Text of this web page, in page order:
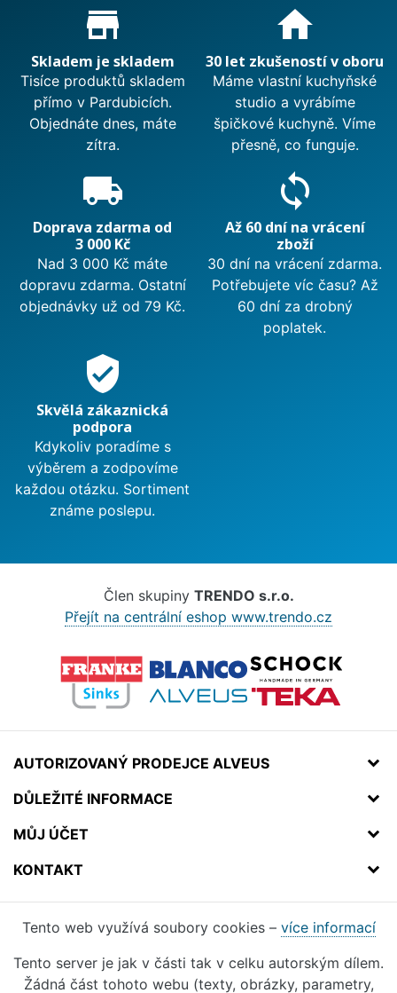
Proč nakupovat u nás?
store_mall_directory
Skladem je skladem
Tisíce produktů skladem
přímo v Pardubicích.
Objednáte dnes, máte
zítra.
home
30 let zkušeností v oboru
Máme vlastní kuchyňské
studio a vyrábíme
špičkové kuchyně. Víme
přesně, co funguje.
local_shipping
Doprava zdarma od
3 000 Kč
Nad 3 000 Kč máte
dopravu zdarma. Ostatní
objednávky už od 79 Kč.
sync
Až 60 dní na vrácení
zboží
30 dní na vrácení zdarma.
Potřebujete víc času? Až
60 dní za drobný
poplatek.
verified_user
Skvělá zákaznická
podpora
Kdykoliv poradíme s
výběrem a zodpovíme
každou otázku. Sortiment
známe poslepu.
Člen skupiny TRENDO s.r.o.
Přejít na centrální eshop www.trendo.cz
AUTORIZOVANÝ PRODEJCE ALVEUS
DŮLEŽITÉ INFORMACE
MŮJ ÚČET
KONTAKT
Tento web využívá soubory cookies – více informací
Tento server je jak v části tak v celku autorským dílem.
Žádná část tohoto webu (texty, obrázky, parametry,